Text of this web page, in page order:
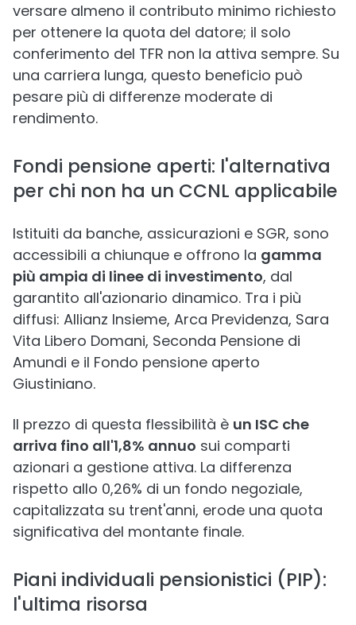
versare almeno il contributo minimo richiesto
per ottenere la quota del datore; il solo
conferimento del TFR non la attiva sempre. Su
una carriera lunga, questo beneficio può
pesare più di differenze moderate di
rendimento.
Fondi pensione aperti: l'alternativa
per chi non ha un CCNL applicabile
Istituiti da banche, assicurazioni e SGR, sono
accessibili a chiunque e offrono la gamma
più ampia di linee di investimento, dal
garantito all'azionario dinamico. Tra i più
diffusi: Allianz Insieme, Arca Previdenza, Sara
Vita Libero Domani, Seconda Pensione di
Amundi e il Fondo pensione aperto
Giustiniano.
Il prezzo di questa flessibilità è un ISC che
arriva fino all'1,8% annuo sui comparti
azionari a gestione attiva. La differenza
rispetto allo 0,26% di un fondo negoziale,
capitalizzata su trent'anni, erode una quota
significativa del montante finale.
Piani individuali pensionistici (PIP):
l'ultima risorsa